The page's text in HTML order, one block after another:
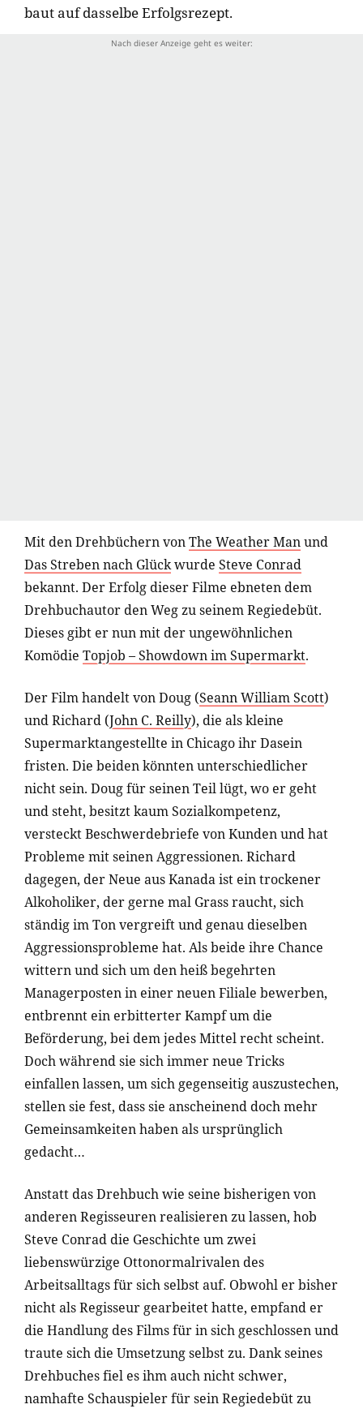
baut auf dasselbe Erfolgsrezept.
Mit den Drehbüchern vonThe Weather Manund
Das Streben nach Glückwurde Steve Conrad
bekannt. Der Erfolg dieser Filme ebneten dem
Drehbuchautor den Weg zu seinem Regiedebüt.
Dieses gibt er nun mit der ungewöhnlichen
Komödie Topjob – Showdown im Supermarkt.
Der Film handelt von Doug (Seann William Scott)
und Richard (John C. Reilly), die als kleine
Supermarktangestellte in Chicago ihr Dasein
fristen. Die beiden könnten unterschiedlicher
nicht sein. Doug für seinen Teil lügt, wo er geht
und steht, besitzt kaum Sozialkompetenz,
versteckt Beschwerdebriefe von Kunden und hat
Probleme mit seinen Aggressionen. Richard
dagegen, der Neue aus Kanada ist ein trockener
Alkoholiker, der gerne mal Grass raucht, sich
ständig im Ton vergreift und genau dieselben
Aggressionsprobleme hat. Als beide ihre Chance
wittern und sich um den heiß begehrten
Managerposten in einer neuen Filiale bewerben,
entbrennt ein erbitterter Kampf um die
Beförderung, bei dem jedes Mittel recht scheint.
Doch während sie sich immer neue Tricks
einfallen lassen, um sich gegenseitig auszustechen,
stellen sie fest, dass sie anscheinend doch mehr
Gemeinsamkeiten haben als ursprünglich
gedacht…
Anstatt das Drehbuch wie seine bisherigen von
anderen Regisseuren realisieren zu lassen, hob
Steve Conrad die Geschichte um zwei
liebenswürzige Ottonormalrivalen des
Arbeitsalltags für sich selbst auf. Obwohl er bisher
nicht als Regisseur gearbeitet hatte, empfand er
die Handlung des Films für in sich geschlossen und
traute sich die Umsetzung selbst zu. Dank seines
Drehbuches fiel es ihm auch nicht schwer,
namhafte Schauspieler für sein Regiedebüt zu